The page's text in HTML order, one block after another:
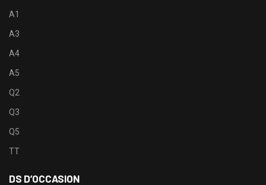
A1
A3
A4
A5
Q2
Q3
Q5
TT
DS D’OCCASION